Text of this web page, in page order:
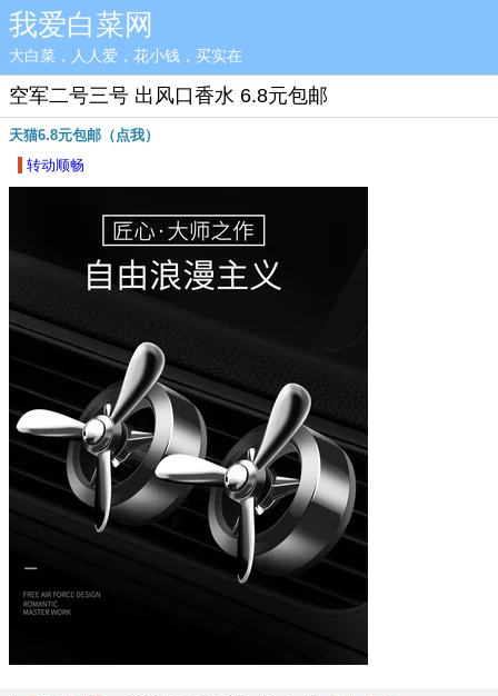
我爱白菜网
大白菜，人人爱，花小钱，买实在
空军二号三号 出风口香水 6.8元包邮
天猫6.8元包邮（点我）
转动顺畅